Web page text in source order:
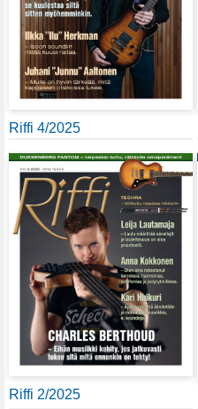
Riffi 4/2025
Riffi 2/2025